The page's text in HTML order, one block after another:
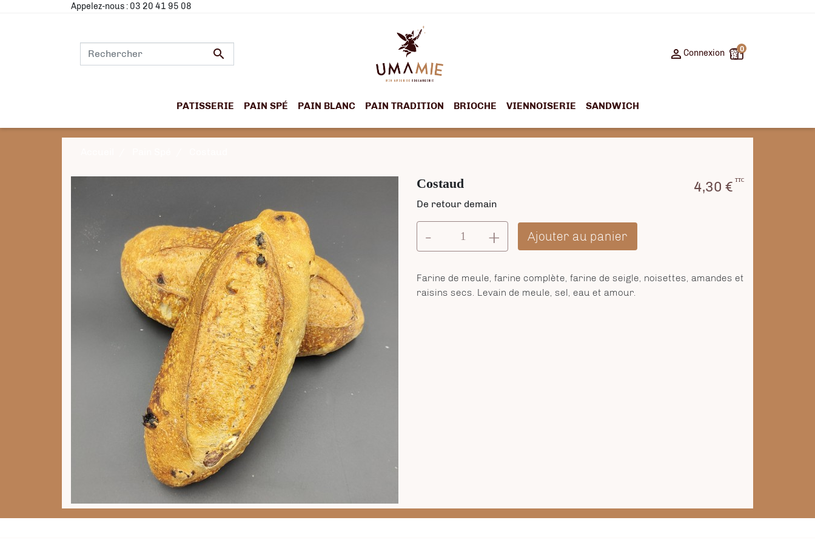
Appelez-nous : 03 20 41 95 08
  Connexion 0
PATISSERIE PAIN SPÉ PAIN BLANC PAIN TRADITION BRIOCHE VIENNOISERIE SANDWICH
Costaud 4,30 € TTC
De retour demain
- + Ajouter au panier
Farine de meule, farine complète, farine de seigle, noisettes, amandes et
raisins secs. Levain de meule, sel, eau et amour.